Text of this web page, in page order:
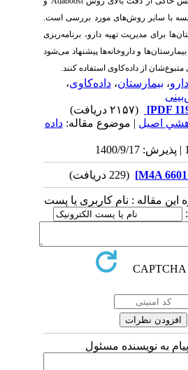
با سایر روش‌های مورد بررسی است.
برای مدیریت تهیه دارو، برنامه‌ریزی
و داروخانه‌ها پیشنهاد می‌شود
از داده‌کاوی استفاده کنند.
،بیمارستان،داده‌کاوی،
اصیل| موضوع مقاله:داده
(229 دریافت)
این مقاله : نام کاربری یا پست
به نویسنده مسئول